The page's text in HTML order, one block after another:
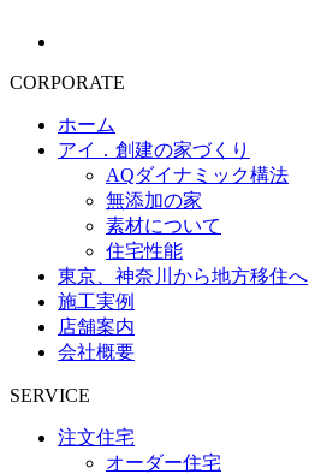
CORPORATE
ホーム
アイ．創建の家づくり
AQダイナミック構法
無添加の家
素材について
住宅性能
東京、神奈川から地方移住へ
施工実例
店舗案内
会社概要
SERVICE
注文住宅
オーダー住宅